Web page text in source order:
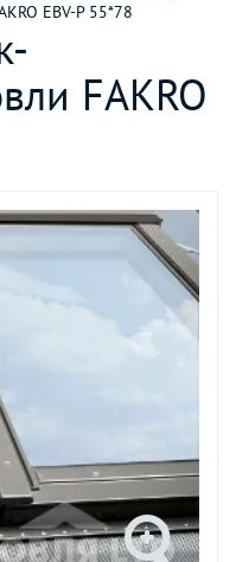
EBV-P 55*78
FAKRO